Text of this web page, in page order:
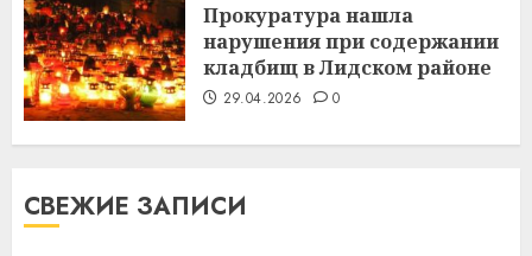
Прокуратура нашла
нарушения при содержании
кладбищ в Лидском районе
29.04.2026 0
СВЕЖИЕ ЗАПИСИ